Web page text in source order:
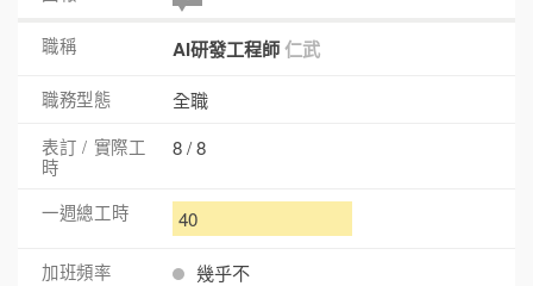
AI研發工程師仁武
全職
8 / 8
40
幾乎不